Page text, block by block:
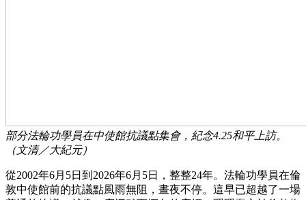
部分法輪功學員在中使館抗議點集會，紀念4.25和平上訪。
（文清／大紀元）
從2002年6月5日到2026年6月5日，整整24年。法輪功學員在倫
敦中使館前的抗議點風雨無阻，晝夜不停。這早已超越了一場